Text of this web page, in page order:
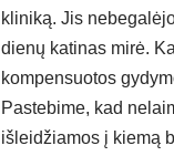
kliniką. Jis
dienų katinas mirė.
kompensuotos
Pastebime, kad
išleidžiamos į kiemą